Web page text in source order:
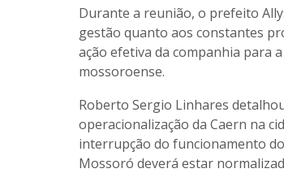
Durante a reunião, o prefeito
gestão quanto aos constantes
ação efetiva da companhia para
mossoroense.
Roberto Sergio Linhares
operacionalização da Caern na
interrupção do funcionamento
Mossoró deverá estar